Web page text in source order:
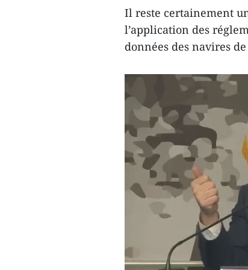
Il reste certainement
l’application des
données des navires